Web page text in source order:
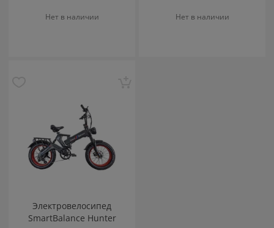
Нет в наличии Нет в наличии
Электровелосипед
SmartBalance Hunter